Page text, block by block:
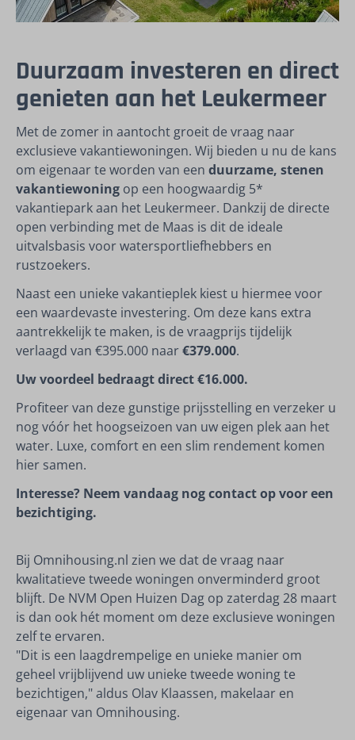
Duurzaam investeren en direct
genieten aan het Leukermeer
Met de zomer in aantocht groeit de vraag naar
exclusieve vakantiewoningen. Wij bieden u nu de kans
om eigenaar te worden van een duurzame, stenen
vakantiewoning op een hoogwaardig 5*
vakantiepark aan het Leukermeer. Dankzij de directe
open verbinding met de Maas is dit de ideale
uitvalsbasis voor watersportliefhebbers en
rustzoekers.
Naast een unieke vakantieplek kiest u hiermee voor
een waardevaste investering. Om deze kans extra
aantrekkelijk te maken, is de vraagprijs tijdelijk
verlaagd van €395.000 naar€379.000.
Uw voordeel bedraagt direct €16.000.
Profiteer van deze gunstige prijsstelling en verzeker u
nog vóór het hoogseizoen van uw eigen plek aan het
water. Luxe, comfort en een slim rendement komen
hier samen.
Interesse? Neem vandaag nog contact op voor een
bezichtiging.
Bij Omnihousing.nl zien we dat de vraag naar
kwalitatieve tweede woningen onverminderd groot
blijft. De NVM Open Huizen Dag op zaterdag 28 maart
is dan ook hét moment om deze exclusieve woningen
zelf te ervaren.
"Dit is een laagdrempelige en unieke manier om
geheel vrijblijvend uw unieke tweede woning te
bezichtigen," aldus Olav Klaassen, makelaar en
eigenaar van Omnihousing.